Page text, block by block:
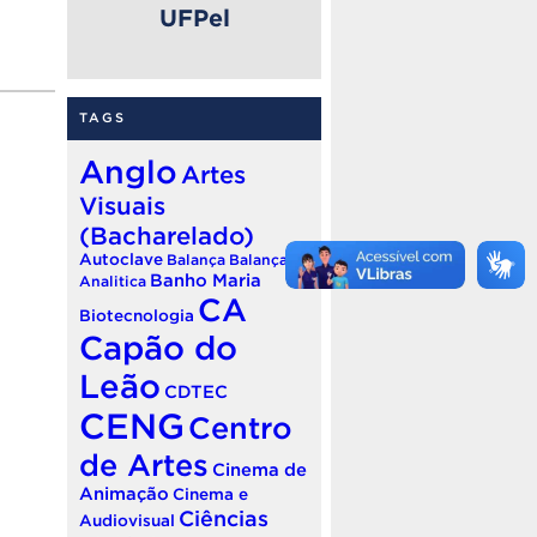
UFPel
TAGS
Anglo Artes
Visuais
(Bacharelado)
Autoclave Balança Balança
Analitica Banho Maria
Biotecnologia CA
Capão do
Leão CDTEC
CENG Centro
de Artes Cinema de
Animação Cinema e
Audiovisual Ciências